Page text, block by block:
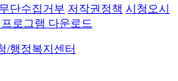
단수집거부 저작권정책 시청오시
로그램 다운로드
/행정복지센터